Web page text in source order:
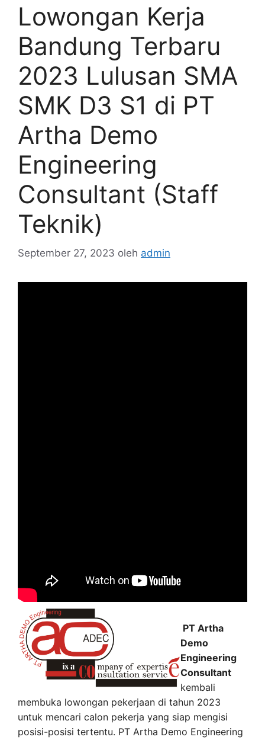
Lowongan Kerja
Bandung Terbaru
2023 Lulusan SMA
SMK D3 S1 di PT
Artha Demo
Engineering
Consultant (Staff
Teknik)
September 27, 2023 oleh admin
PT Artha
Demo
Engineering
Consultant
kembali
membuka lowongan pekerjaan di tahun 2023
untuk mencari calon pekerja yang siap mengisi
posisi-posisi tertentu. PT Artha Demo Engineering